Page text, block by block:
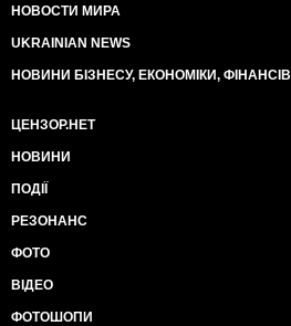
НОВОСТИ МИРА
UKRAINIAN NEWS
НОВИНИ БІЗНЕСУ, ЕКОНОМІКИ, ФІНАНСІВ
ЦЕНЗОР.НЕТ
НОВИНИ
ПОДІЇ
РЕЗОНАНС
ФОТО
ВІДЕО
ФОТОШОПИ